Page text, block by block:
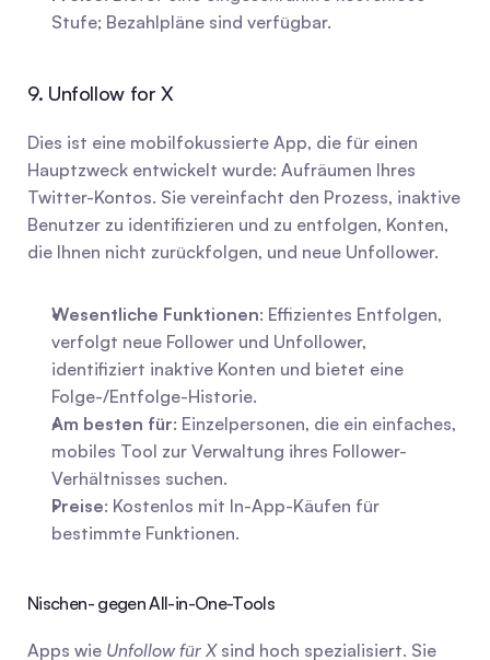
Stufe; Bezahlpläne sind verfügbar.
9. Unfollow for X
Dies ist eine mobilfokussierte App, die für einen
Hauptzweck entwickelt wurde: Aufräumen Ihres
Twitter-Kontos. Sie vereinfacht den Prozess, inaktive
Benutzer zu identifizieren und zu entfolgen, Konten,
die Ihnen nicht zurückfolgen, und neue Unfollower.
Wesentliche Funktionen: Effizientes Entfolgen,
verfolgt neue Follower und Unfollower,
identifiziert inaktive Konten und bietet eine
Folge-/Entfolge-Historie.
Am besten für: Einzelpersonen, die ein einfaches,
mobiles Tool zur Verwaltung ihres Follower-
Verhältnisses suchen.
Preise: Kostenlos mit In-App-Käufen für
bestimmte Funktionen.
Nischen- gegen All-in-One-Tools
Apps wie Unfollow für X sind hoch spezialisiert. Sie